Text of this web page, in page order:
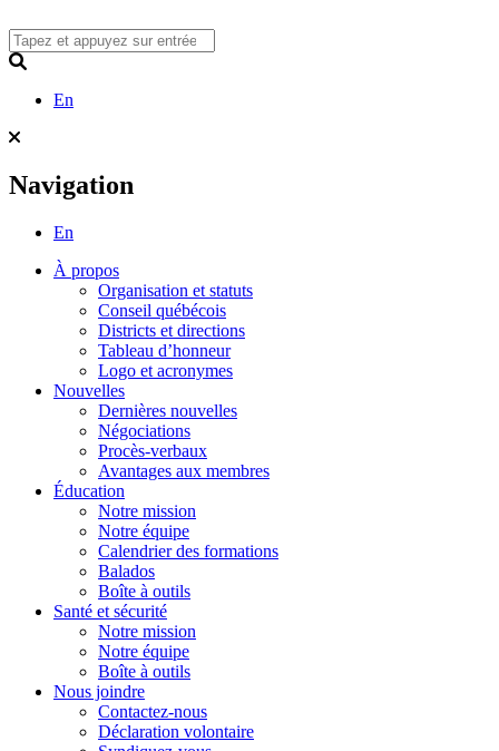
to
content
En
Navigation
En
À propos
Organisation et statuts
Conseil québécois
Districts et directions
Tableau d’honneur
Logo et acronymes
Nouvelles
Dernières nouvelles
Négociations
Procès-verbaux
Avantages aux membres
Éducation
Notre mission
Notre équipe
Calendrier des formations
Balados
Boîte à outils
Santé et sécurité
Notre mission
Notre équipe
Boîte à outils
Nous joindre
Contactez-nous
Déclaration volontaire